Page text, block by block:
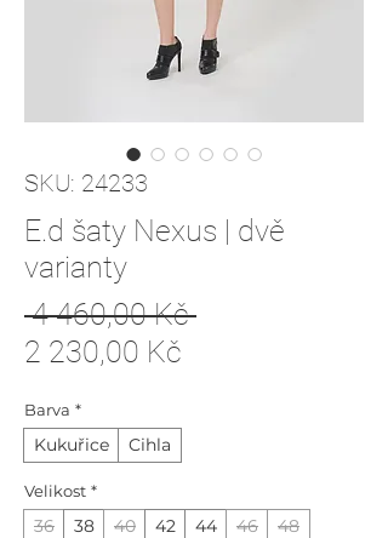
SKU: 24233
E.d šaty Nexus | dvě
varianty
4 460,00 Kč Běžná
2 230,00 Kč
Barva *
Kukuřice Cihla
Velikost *
36 38 40 42 44 46 48